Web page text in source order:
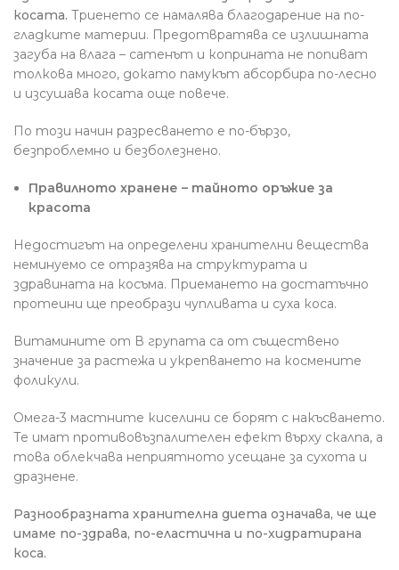
косата. Триенето се намалява благодарение на по-
гладките материи. Предотвратява се излишната
загуба на влага – сатенът и коприната не попиват
толкова много, докато памукът абсорбира по-лесно
и изсушава косата още повече.
По този начин разресването е по-бързо,
безпроблемно и безболезнено.
Правилното хранене – тайното оръжие за
красота
Недостигът на определени хранителни вещества
неминуемо се отразява на структурата и
здравината на косъма. Приемането на достатъчно
протеини ще преобрази чупливата и суха коса.
Витамините от В групата са от съществено
значение за растежа и укрепването на космените
фоликули.
Омега-3 мастните киселини се борят с накъсването.
Те имат противовъзпалителен ефект върху скалпа, а
това облекчава неприятното усещане за сухота и
дразнене.
Разнообразната хранителна диета означава, че ще
имаме по-здрава, по-еластична и по-хидратирана
коса.